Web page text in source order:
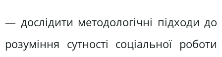
— дослідити методологічні підходи до
розуміння сутності соціальної роботи